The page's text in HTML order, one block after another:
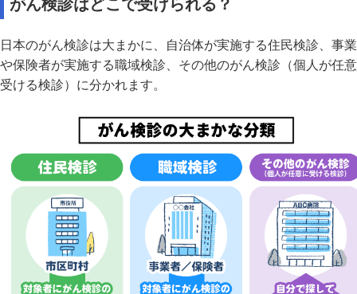
がん検診はどこで受けられる？
日本のがん検診は大まかに、自治体が実施する住民検診、事
や保険者が実施する職域検診、その他のがん検診（個人が任
受ける検診）に分かれます。